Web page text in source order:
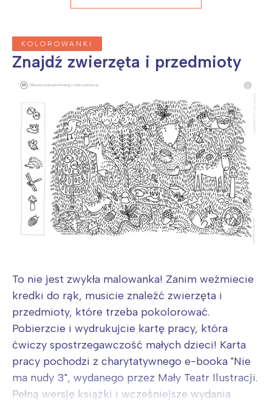
KOLOROWANKI
Znajdź zwierzęta i przedmioty
To nie jest zwykła malowanka! Zanim weźmiecie
kredki do rąk, musicie znaleźć zwierzęta i
przedmioty, które trzeba pokolorować.
Pobierzcie i wydrukujcie kartę pracy, która
ćwiczy spostrzegawczość małych dzieci! Karta
pracy pochodzi z charytatywnego e-booka "Nie
ma nudy 3", wydanego przez Mały Teatr Ilustracji.
Pełną wersję książki i wcześniejsze wydania